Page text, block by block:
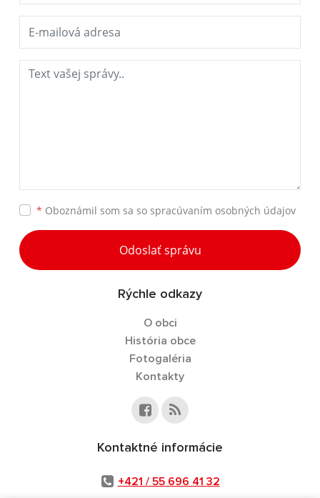
* Oboznámil som sa so spracúvaním osobných údajov
Odoslať správu
Rýchle odkazy
O obci
História obce
Fotogaléria
Kontakty
Kontaktné informácie
+421 / 55 696 41 32